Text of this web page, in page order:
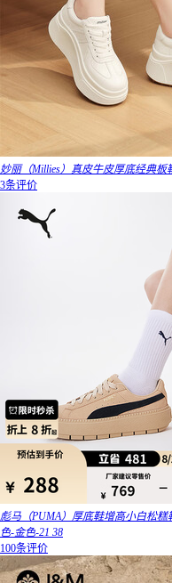
妙丽（Millies）真皮牛皮厚底经典
3条评价
彪马（PUMA）厚底鞋增高小白松糕
色-金色-21 38
100条评价